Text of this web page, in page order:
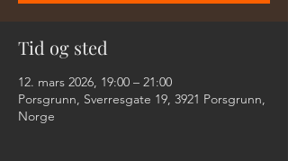
Tid og sted
12. mars 2026, 19:00 – 21:00
Porsgrunn, Sverresgate 19, 3921 Porsgrunn,
Norge